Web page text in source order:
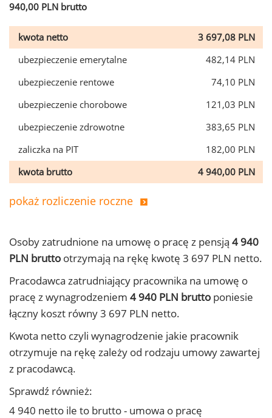
940,00 PLN brutto
kwota netto
3 697,08 PLN
ubezpieczenie emerytalne
482,14 PLN
ubezpieczenie rentowe
74,10 PLN
ubezpieczenie chorobowe
121,03 PLN
ubezpieczenie zdrowotne
383,65 PLN
zaliczka na PIT
182,00 PLN
kwota brutto
4 940,00 PLN
pokaż rozliczenie roczne
Osoby zatrudnione na umowę o pracę z pensją 4 940
PLN brutto otrzymają na rękę kwotę 3 697 PLN netto.
Pracodawca zatrudniający pracownika na umowę o
pracę z wynagrodzeniem 4 940 PLN brutto poniesie
łączny koszt równy 3 697 PLN netto.
Kwota netto czyli wynagrodzenie jakie pracownik
otrzymuje na rękę zależy od rodzaju umowy zawartej
z pracodawcą.
Sprawdź również:
4 940 netto ile to brutto - umowa o pracę